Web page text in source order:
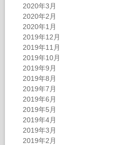
2020年3月
2020年2月
2020年1月
2019年12月
2019年11月
2019年10月
2019年9月
2019年8月
2019年7月
2019年6月
2019年5月
2019年4月
2019年3月
2019年2月